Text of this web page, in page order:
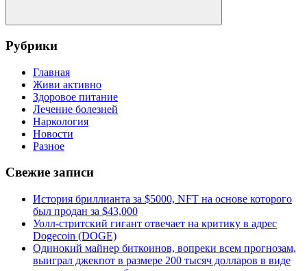
Поиск
Рубрики
Главная
Живи активно
Здоровое питание
Лечение болезней
Наркология
Новости
Разное
Свежие записи
История бриллианта за $5000, NFT на основе которого
был продан за $43,000
Уолл-стритский гигант отвечает на критику в адрес
Dogecoin (DOGE)
Одинокий майнер биткоинов, вопреки всем прогнозам,
выиграл джекпот в размере 200 тысяч долларов в виде